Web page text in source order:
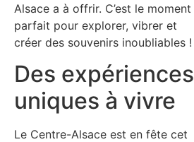
Alsace a à offrir. C’est le moment
parfait pour explorer, vibrer et
créer des souvenirs inoubliables !
Des expériences
uniques à vivre
Le Centre-Alsace est en fête cet